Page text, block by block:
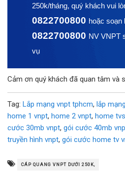
250k/tháng, quý khách vui
0822700800 hoặc soạn
0822700800 NV VNPT
vụ
Cảm ơn quý khách đã quan tâm và
Tag: Lắp mạng vnpt tphcm, lắp
home 1 vnpt, home 2 vnpt, home
cước 30mb vnpt, gói cước 40mb
truyền hình vnpt, gói cước home tv
CÁP QUANG VNPT DƯỚI 250K,